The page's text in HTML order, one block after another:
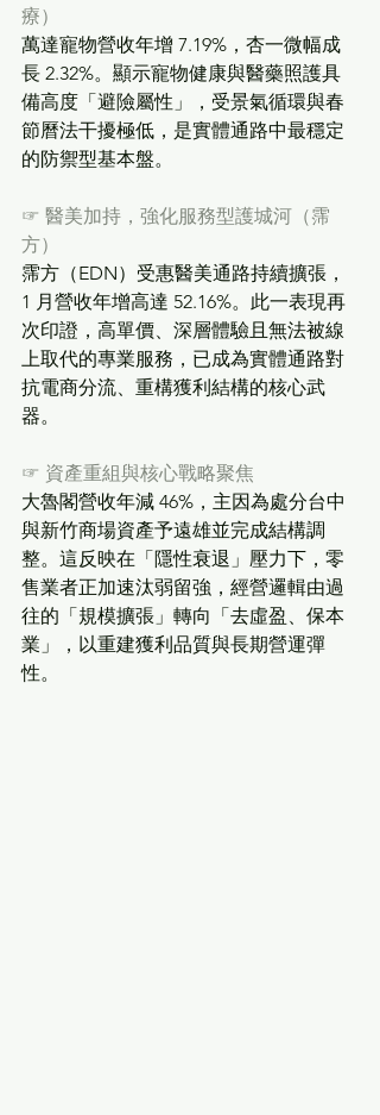
療）
萬達寵物營收年增 7.19%，杏一微幅成
長 2.32%。顯示寵物健康與醫藥照護具
備高度「避險屬性」，受景氣循環與春
節曆法干擾極低，是實體通路中最穩定
的防禦型基本盤。
☞ 醫美加持，強化服務型護城河（霈
方）
霈方（EDN）受惠醫美通路持續擴張，
1 月營收年增高達 52.16%。此一表現再
次印證，高單價、深層體驗且無法被線
上取代的專業服務，已成為實體通路對
抗電商分流、重構獲利結構的核心武
器。
☞ 資產重組與核心戰略聚焦
大魯閣營收年減 46%，主因為處分台中
與新竹商場資產予遠雄並完成結構調
整。這反映在「隱性衰退」壓力下，零
售業者正加速汰弱留強，經營邏輯由過
往的「規模擴張」轉向「去虛盈、保本
業」，以重建獲利品質與長期營運彈
性。